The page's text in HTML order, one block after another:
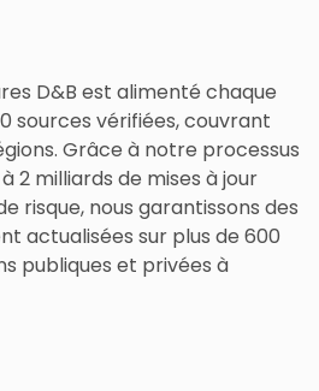
D&B est alimenté chaque
sources vérifiées, couvrant
Grâce à notre processus
2 milliards de mises à jour
risque, nous garantissons des
actualisées sur plus de 600
publiques et privées à